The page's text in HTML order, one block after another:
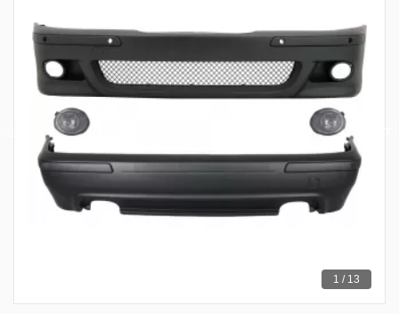
1 / 13